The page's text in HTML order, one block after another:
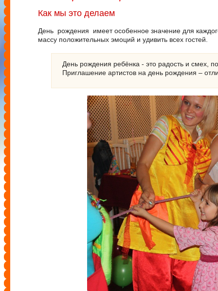
Как мы это делаем
День рождения имеет особенное значение для
массу положительных эмоций и удивить всех гостей.
День рождения ребёнка - это радость и смех,
Приглашение артистов на день рождения –